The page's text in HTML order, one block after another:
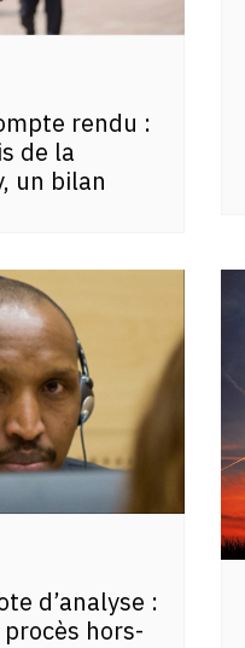
rendu :
de la
un bilan
d’analyse :
hors-